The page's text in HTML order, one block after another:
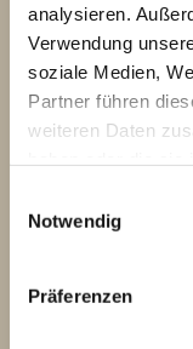
analysieren.
Verwendung
soziale Medien,
Partner führen
weiteren Daten
Notwendig
Präferenzen
oder